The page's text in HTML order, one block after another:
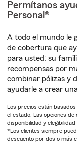
Permítanos
Personal®
A todo el mundo le
de cobertura que
para usted: su
recompensas por
combinar pólizas y
ayudarle a crear
Los precios están basados
el estado. Las opciones de
disponibilidad y elegibilidad
*Los clientes siempre
descuento por dos o más